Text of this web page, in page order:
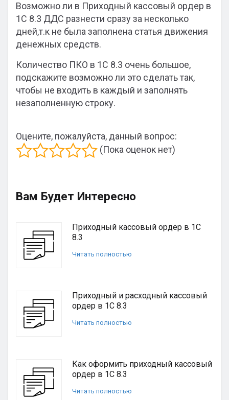
Возможно ли в Приходный кассовый ордер в
1С 8.3 ДДС разнести сразу за несколько
дней,т.к не была заполнена статья движения
денежных средств.
Количество ПКО в 1С 8.3 очень большое,
подскажите возможно ли это сделать так,
чтобы не входить в каждый и заполнять
незаполненную строку.
Оцените, пожалуйста, данный вопрос:
(Пока оценок нет)
Вам Будет Интересно
Приходный кассовый ордер в 1С
8.3
Читать полностью
Приходный и расходный кассовый
ордер в 1С 8.3
Читать полностью
Как оформить приходный кассовый
ордер в 1С 8.3
Читать полностью